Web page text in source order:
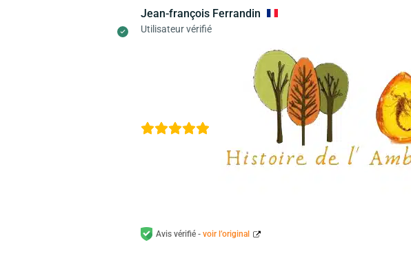
Jean-françois Ferrandin
Utilisateur vérifié
Avis vérifié -voir l’original